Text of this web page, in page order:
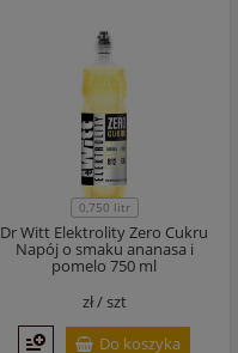
0,750 litr
Dr Witt Elektrolity Zero Cukru
Napój o smaku ananasa i
pomelo 750 ml
zł /szt
Do koszyka